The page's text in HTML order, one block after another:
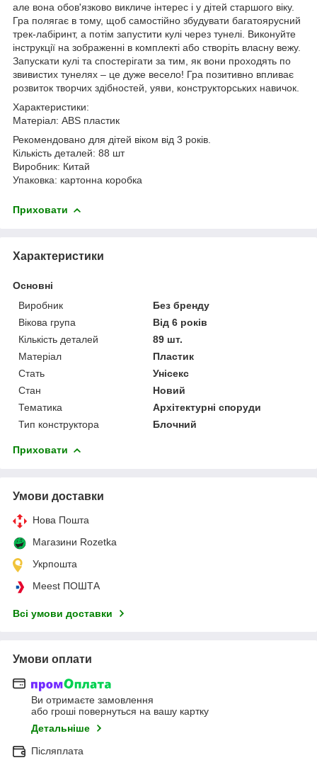
але вона обов'язково викличе інтерес і у дітей старшого віку.
Гра полягає в тому, щоб самостійно збудувати багатоярусний
трек-лабіринт, а потім запустити кулі через тунелі. Виконуйте
інструкції на зображенні в комплекті або створіть власну вежу.
Запускати кулі та спостерігати за тим, як вони проходять по
звивистих тунелях – це дуже весело! Гра позитивно впливає
розвиток творчих здібностей, уяви, конструкторських навичок.
Характеристики:
Матеріал: ABS пластик
Рекомендовано для дітей віком від 3 років.
Кількість деталей: 88 шт
Виробник: Китай
Упаковка: картонна коробка
Приховати
Характеристики
Основні
Виробник
Без бренду
Вікова група
Від 6 років
Кількість деталей
89 шт.
Матеріал
Пластик
Стать
Унісекс
Стан
Новий
Тематика
Архітектурні споруди
Тип конструктора
Блочний
Приховати
Умови доставки
Нова Пошта
Магазини Rozetka
Укрпошта
Meest ПОШТА
Всі умови доставки
Умови оплати
Ви отримаєте замовлення
або гроші повернуться на вашу картку
Детальніше
Післяплата